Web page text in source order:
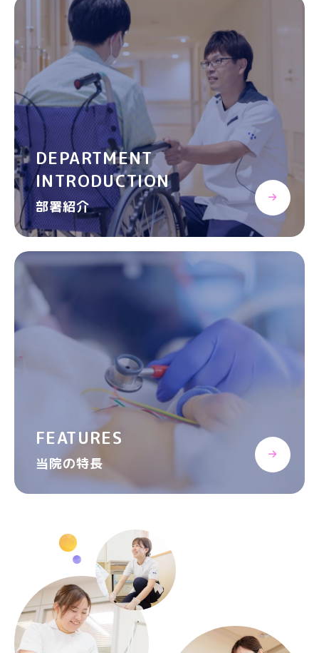
DEPARTMENT
INTRODUCTION
部署紹介
FEATURES
当院の特長